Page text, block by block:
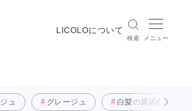
LICOLOについて
検索 メニュー
ュ グレージュ 白髪の原因